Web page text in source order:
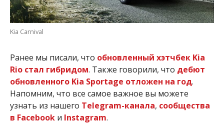
Kia Carnival
Ранее мы писали, что обновленный хэтчбек Kia
Rio стал гибридом. Также говорили, что дебют
обновленного Kia Sportage отложен на год.
Напомним, что все самое важное вы можете
узнать из нашего Telegram-канала, сообщества
в Facebookи Instagram.